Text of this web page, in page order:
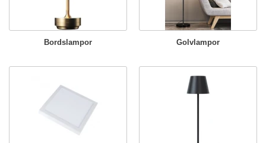
Bordslampor Golvlampor